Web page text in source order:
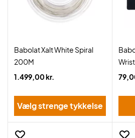
Babolat Xalt White Spiral
200M
1.499,00 kr.
Vælg strenge tykkelse